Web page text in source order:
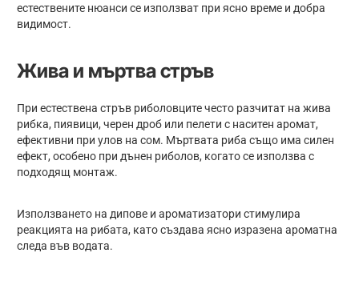
естествените нюанси се използват при ясно време и добра
видимост.
Жива и мъртва стръв
При естествена стръв риболовците често разчитат на жива
рибка, пиявици, черен дроб или пелети с наситен аромат,
ефективни при улов на сом. Мъртвата риба също има силен
ефект, особено при дънен риболов, когато се използва с
подходящ монтаж.
Използването на дипове и ароматизатори стимулира
реакцията на рибата, като създава ясно изразена ароматна
следа във водата.